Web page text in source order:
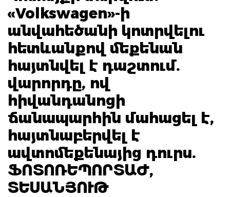
«Volkswagen»-ի
անվահեծանի կոտրվելու
հետևանքով մեքենան
հայտնվել է դաշտում.
վարորդը, ով
հիվանդանոցի
ճանապարհին մահացել է,
հայտնաբերվել է
ավտոմեքենայից դուրս.
ՖՈՏՈՌԵՊՈՐՏԱԺ,
ՏԵՍԱՆՅՈՒԹ